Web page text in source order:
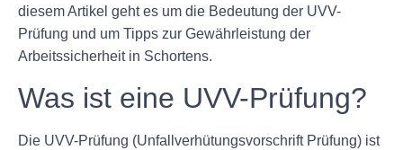
diesem Artikel geht es um die Bedeutung der UVV-
Prüfung und um Tipps zur Gewährleistung der
Arbeitssicherheit in Schortens.
Was ist eine UVV-Prüfung?
Die UVV-Prüfung (Unfallverhütungsvorschrift Prüfung) ist